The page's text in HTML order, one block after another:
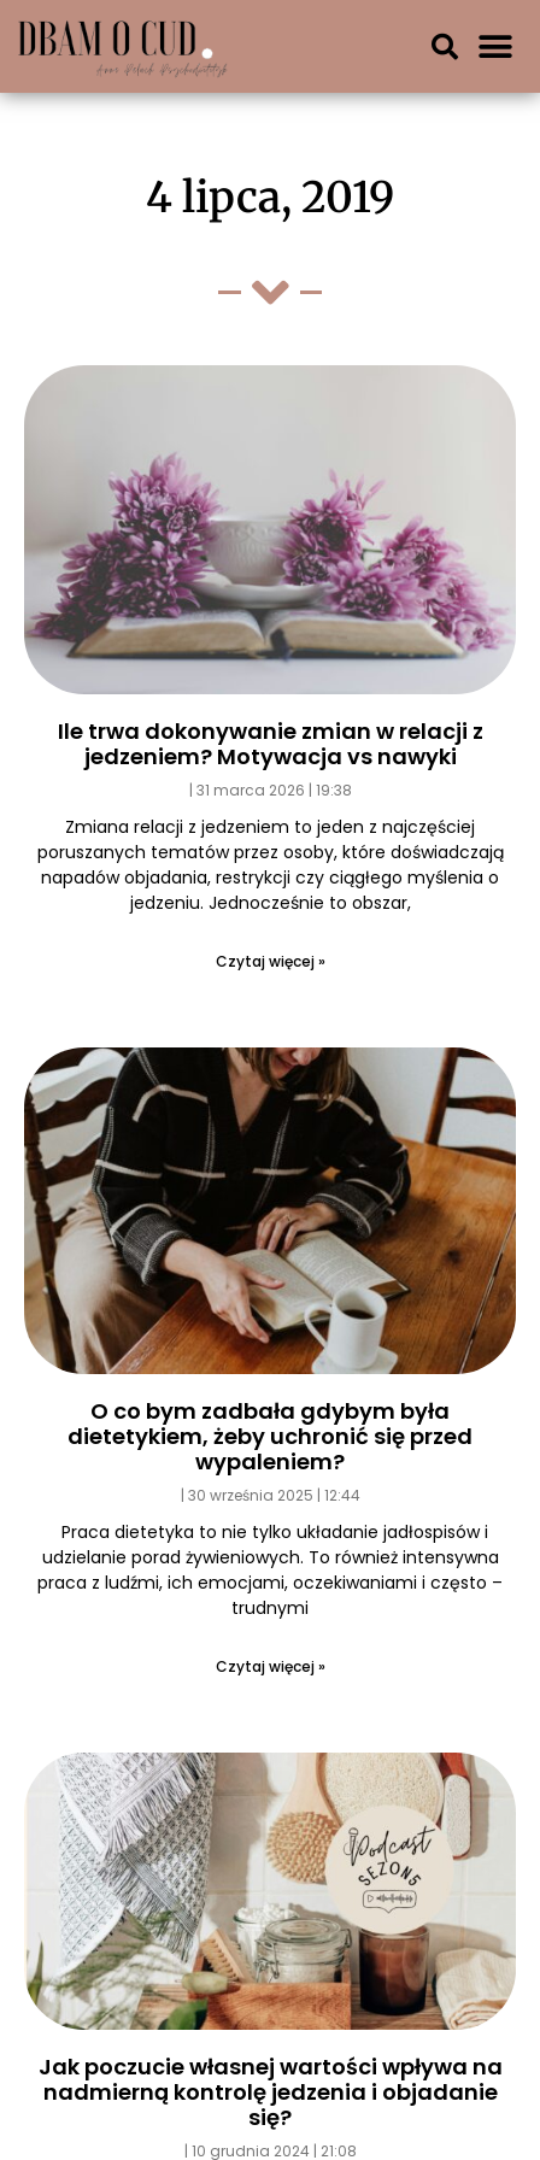
4 lipca, 2019
Ile trwa dokonywanie zmian w relacji z
jedzeniem? Motywacja vs nawyki
31 marca 2026 19:38
Zmiana relacji z jedzeniem to jeden z najczęściej
poruszanych tematów przez osoby, które doświadczają
napadów objadania, restrykcji czy ciągłego myślenia o
jedzeniu. Jednocześnie to obszar,
Czytaj więcej »
O co bym zadbała gdybym była
dietetykiem, żeby uchronić się przed
wypaleniem?
30 września 2025 12:44
Praca dietetyka to nie tylko układanie jadłospisów i
udzielanie porad żywieniowych. To również intensywna
praca z ludźmi, ich emocjami, oczekiwaniami i często –
trudnymi
Czytaj więcej »
Jak poczucie własnej wartości wpływa na
nadmierną kontrolę jedzenia i objadanie
się?
10 grudnia 2024 21:08